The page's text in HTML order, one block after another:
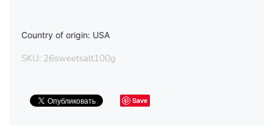
Country of origin: USA
SKU: 26sweetsalt100g
Save